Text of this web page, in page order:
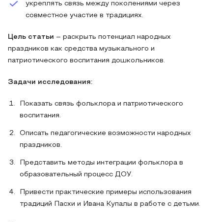
укреплять связь между поколениями через
совместное участие в традициях.
Цель статьи – раскрыть потенциал народных
праздников как средства музыкального и
патриотического воспитания дошкольников.
Задачи исследования:
Показать связь фольклора и патриотического
воспитания.
Описать педагогические возможности народных
праздников.
Представить методы интеграции фольклора в
образовательный процесс ДОУ.
Привести практические примеры использования
традиций Пасхи и Ивана Купалы в работе с детьми.